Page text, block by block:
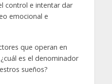
control e intentar dar
emocional e
que operan en
es el denominador
sueños?